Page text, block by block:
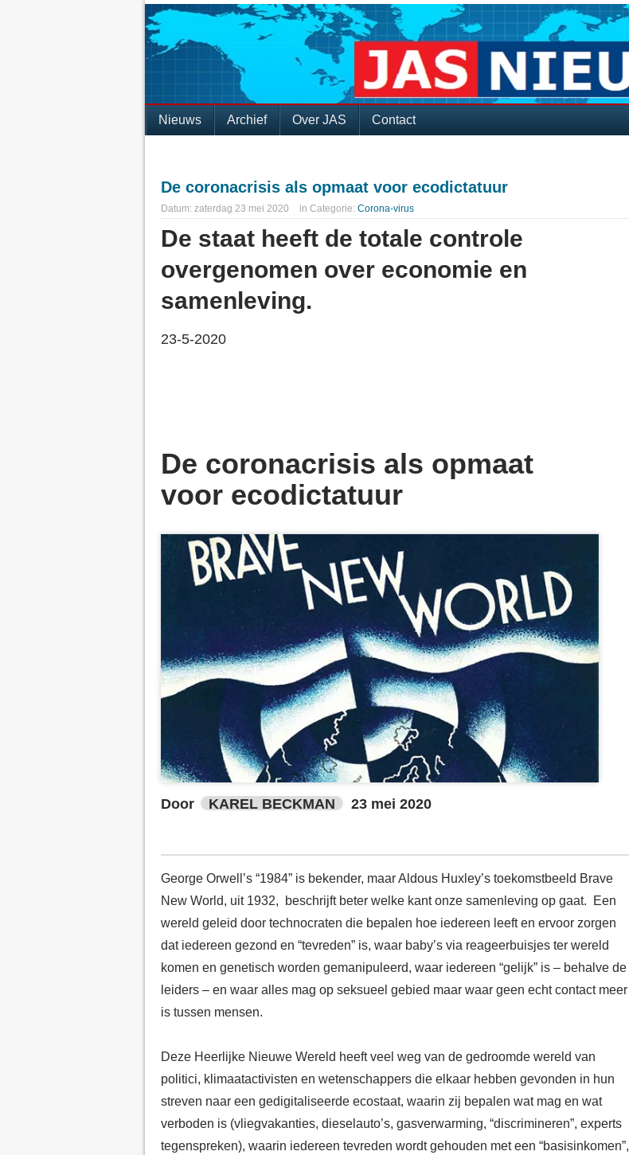
Nieuws Archief Over JAS Contact
De coronacrisis als opmaat voor ecodictatuur
Datum: zaterdag 23 mei 2020 in Categorie: Corona-virus
De staat heeft de totale controle
overgenomen over economie en
samenleving.
23-5-2020
De coronacrisis als opmaat
voor ecodictatuur
Door KAREL BECKMAN 23 mei 2020
George Orwell’s “1984” is bekender, maar Aldous Huxley’s toekomstbeeld Brave
New World, uit 1932, beschrijft beter welke kant onze samenleving op gaat. Een
wereld geleid door technocraten die bepalen hoe iedereen leeft en ervoor zorgen
dat iedereen gezond en “tevreden” is, waar baby’s via reageerbuisjes ter wereld
komen en genetisch worden gemanipuleerd, waar iedereen “gelijk” is – behalve de
leiders – en waar alles mag op seksueel gebied maar waar geen echt contact meer
is tussen mensen.
Deze Heerlijke Nieuwe Wereld heeft veel weg van de gedroomde wereld van
politici, klimaatactivisten en wetenschappers die elkaar hebben gevonden in hun
streven naar een gedigitaliseerde ecostaat, waarin zij bepalen wat mag en wat
verboden is (vliegvakanties, dieselauto’s, gasverwarming, “discrimineren”, experts
tegenspreken), waarin iedereen tevreden wordt gehouden met een “basisinkomen”,